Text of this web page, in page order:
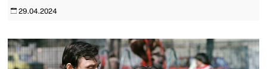
29.04.2024